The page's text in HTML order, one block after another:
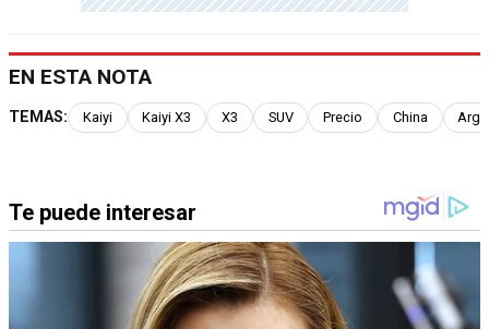
EN ESTA NOTA
TEMAS: Kaiyi Kaiyi X3 X3 SUV Precio China